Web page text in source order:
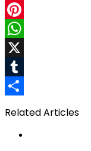
Messenger
Pinterest
WhatsApp
X
Tumblr
Related Articles